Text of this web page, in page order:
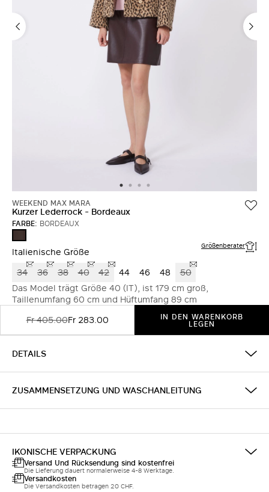
WEEKEND MAX MARA
Kurzer Lederrock - Bordeaux
FARBE: BORDEAUX
Italienische Größe Größenberater
34 36 38 40 42 44 46 48
50
Das Model trägt Größe 40 (IT), ist 179 cm groß,
Taillenumfang 60 cm und Hüftumfang 89 cm
Fr 405.00Fr 283.00 IN DEN WARENKORB
LEGEN
DETAILS
ZUSAMMENSETZUNG UND WASCHANLEITUNG
IKONISCHE VERPACKUNG
Versand Und Rücksendung sind kostenfrei
Die Lieferung dauert normalerweise 4-8 Werktage.
Versandkosten
Die Versandkosten betragen 20 CHF.